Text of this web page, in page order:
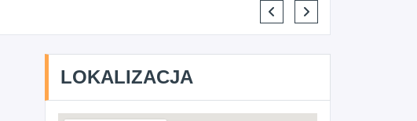
ELENA MAKARCHIK
LOKALIZACJA